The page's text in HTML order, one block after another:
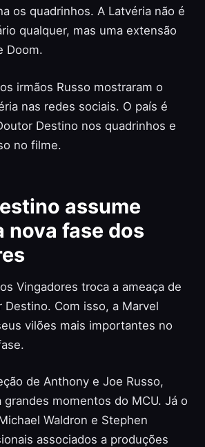
os quadrinhos. A Latvéria não é
qualquer, mas uma extensão
Doom.
os irmãos Russo mostraram o
nas redes sociais. O país é
Destino nos quadrinhos e
no filme.
assume
nova fase dos
Vingadores troca a ameaça de
Destino. Com isso, a Marvel
vilões mais importantes no
de Anthony e Joe Russo,
grandes momentos do MCU. Já o
Waldron e Stephen
associados a produções